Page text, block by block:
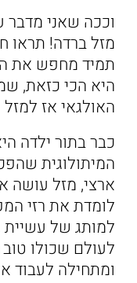
וככה שאני מדבר
מזל ברדה! תראו
תמיד מחפש את
היא הכי כזאת,
האולגאי אז
כבר בתור ילדה
המיתולוגית
ארצי, מזל עושה
לומדת את רזי
למותג של
לעולם שכולו
ומתחילה לעבוד